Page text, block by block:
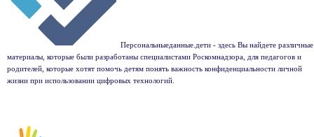
Персональныеданные.дети - здесь Вы найдете различные
материалы, которые были разработаны специалистами Роскомнадзора, для педагогов и
родителей, которые хотят помочь детям понять важность конфиденциальности личной
жизни при использовании цифровых технологий.